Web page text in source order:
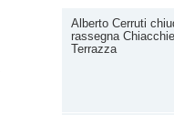
Alberto Cerruti
rassegna
Terrazza